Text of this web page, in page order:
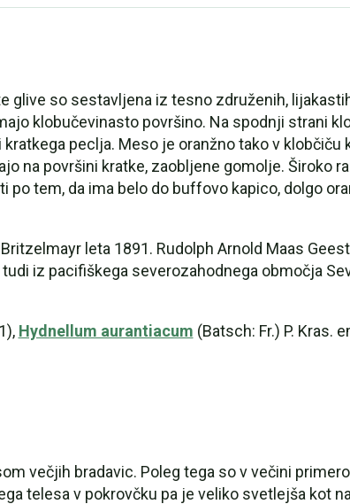
glive so sestavljena iz tesno združenih,
klobučevinasto površino. Na spodnji strani
peclja. Meso je oranžno tako v klobčiču
na površini kratke, zaobljene gomolje. Široko
po tem, da ima belo do buffovo kapico, dolgo
leta 1891. Rudolph Arnold Maas
iz pacifiškega severozahodnega območja
Hydnellum aurantiacum (Batsch: Fr.) P. Kras.
večjih bradavic. Poleg tega so v večini
telesa v pokrovčku pa je veliko svetlejša kot